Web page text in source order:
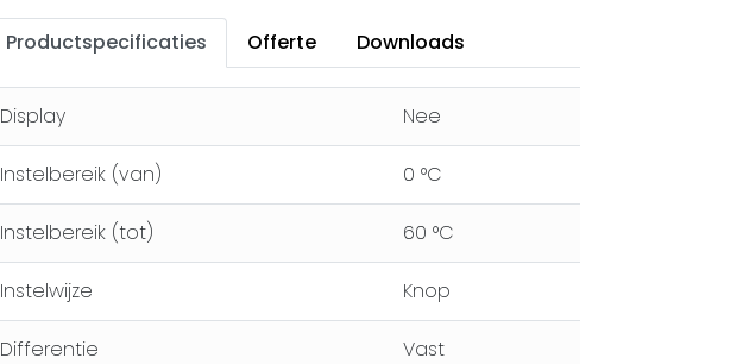
Productspecificaties Offerte Downloads
Display Nee
Instelbereik (van) 0 °C
Instelbereik (tot) 60 °C
Instelwijze Knop
Differentie Vast